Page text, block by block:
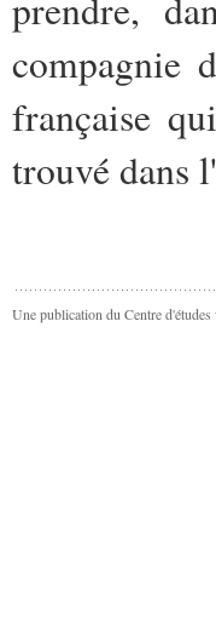
compagnie
française
trouvé dans
Une publication du Centre